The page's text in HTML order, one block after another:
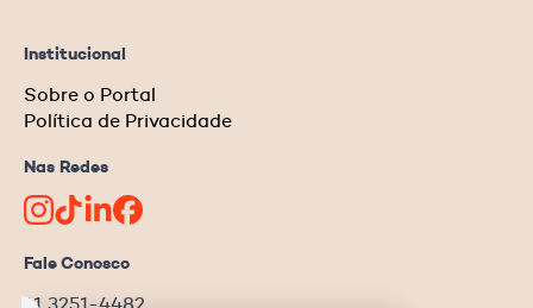
Institucional
Sobre o Portal
Política de Privacidade
Nas Redes
Fale Conosco